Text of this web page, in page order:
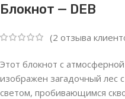
Блокнот — DEB
(2 отзыва
Этот блокнот с
изображен загадочный лес
светом, пробивающимся